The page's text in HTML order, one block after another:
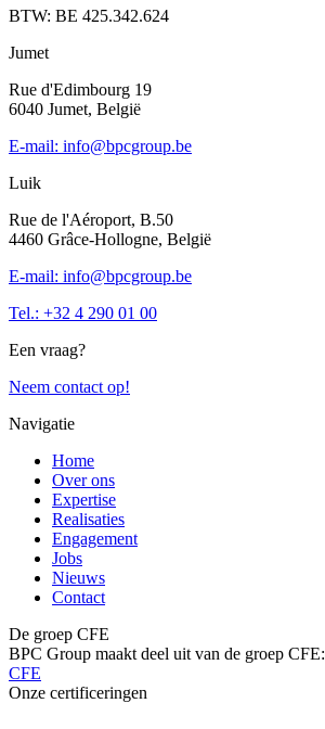
BTW: BE 425.342.624
Jumet
Rue d'Edimbourg 19
6040 Jumet, België
E-mail: info@bpcgroup.be
Luik
Rue de l'Aéroport, B.50
4460 Grâce-Hollogne, België
E-mail: info@bpcgroup.be
Tel.: +32 4 290 01 00
Een vraag?
Neem contact op!
Navigatie
Home
Over ons
Expertise
Realisaties
Engagement
Jobs
Nieuws
Contact
De groep CFE
BPC Group maakt deel uit van de groep CFE:
CFE
Onze certificeringen